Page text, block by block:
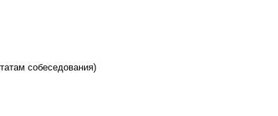
собеседования)